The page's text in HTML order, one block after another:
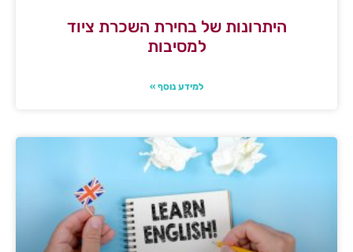
היתרונות של בחירת השכרת ציוד
למסיבות
למידע נוסף »